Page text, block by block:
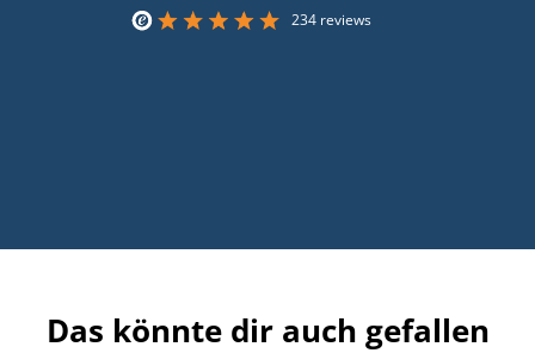
234 reviews
Das könnte dir auch gefallen